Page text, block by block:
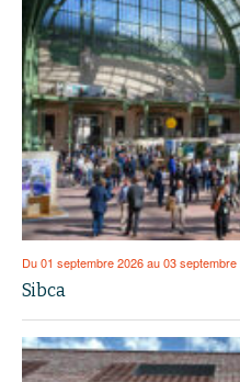
Du 01 septembre 2026 au 03 septembre
Sibca